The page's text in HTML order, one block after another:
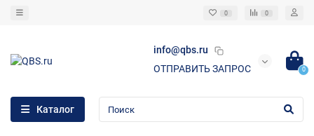
0 0
info@qbs.ru
ОТПРАВИТЬ ЗАПРОС
0
Каталог